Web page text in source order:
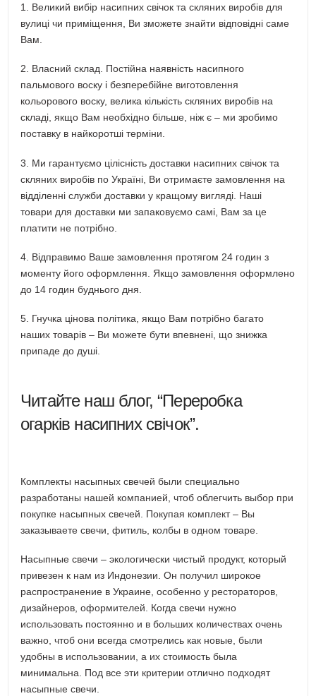
1. Великий вибір насипних свічок та скляних виробів для
вулиці чи приміщення, Ви зможете знайти відповідні саме
Вам.
2. Власний склад. Постійна наявність насипного
пальмового воску і безперебійне виготовлення
кольорового воску, велика кількість скляних виробів на
складі, якщо Вам необхідно більше, ніж є – ми зробимо
поставку в найкоротші терміни.
3. Ми гарантуємо цілісність доставки насипних свічок та
скляних виробів по Україні, Ви отримаєте замовлення на
відділенні служби доставки у кращому вигляді. Наші
товари для доставки ми запаковуємо самі, Вам за це
платити не потрібно.
4. Відправимо Ваше замовлення протягом 24 годин з
моменту його оформлення. Якщо замовлення оформлено
до 14 годин буднього дня.
5. Гнучка цінова політика, якщо Вам потрібно багато
наших товарів – Ви можете бути впевнені, що знижка
припаде до душі.
Читайте наш блог, “Переробка
огарків насипних свічок”.
Комплекты насыпных свечей были специально
разработаны нашей компанией, чтоб облегчить выбор при
покупке насыпных свечей. Покупая комплект – Вы
заказываете свечи, фитиль, колбы в одном товаре.
Насыпные свечи – экологически чистый продукт, который
привезен к нам из Индонезии. Он получил широкое
распространение в Украине, особенно у рестораторов,
дизайнеров, оформителей. Когда свечи нужно
использовать постоянно и в больших количествах очень
важно, чтоб они всегда смотрелись как новые, были
удобны в использовании, а их стоимость была
минимальна. Под все эти критерии отлично подходят
насыпные свечи.